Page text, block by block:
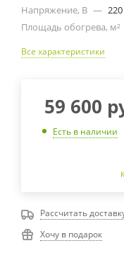
Напряжение, В — 220
Площадь обогрева, м²
Все характеристики
59 600
Есть в наличии
Рассчитать
Хочу в подарок